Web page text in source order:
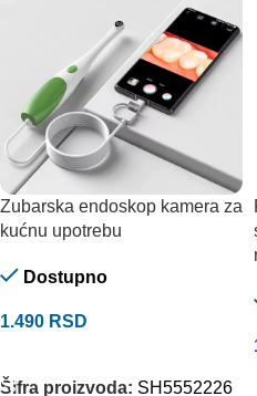
Zubarska endoskop kamera za
kućnu upotrebu
Dostupno
1.490 RSD
Šifra proizvoda: SH5552226